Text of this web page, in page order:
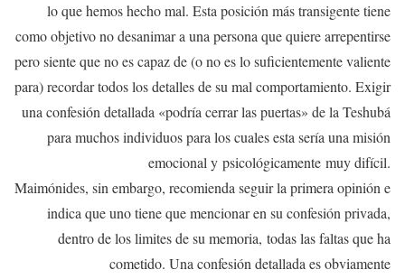
lo que hemos hecho mal. Esta posición más transigente tiene
como objetivo no desanimar a una persona que quiere arrepentirse
pero siente que no es capaz de (o no es lo suficientemente valiente
para) recordar todos los detalles de su mal comportamiento. Exigir
una confesión detallada «podría cerrar las puertas» de la Teshubá
para muchos individuos para los cuales esta sería una misión
emocional y psicológicamente muy difícil.
Maimónides, sin embargo, recomienda seguir la primera opinión e
indica que uno tiene que mencionar en su confesión privada,
dentro de los limites de su memoria, todas las faltas que ha
cometido. Una confesión detallada es obviamente